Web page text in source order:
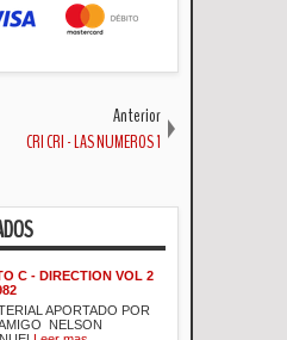
Anterior
CRI CRI - LAS NUMEROS 1
C - DIRECTION VOL 2
APORTADO POR
NELSON